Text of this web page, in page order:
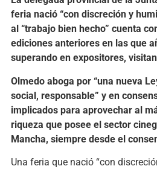
feria nació “con discreción y
al “trabajo bien hecho” cuenta
ediciones anteriores en las que
superando en expositores,
Olmedo aboga por “una nueva
social, responsable” y en
implicados para aprovechar al
riqueza que posee el sector
Mancha, siempre desde el
Una feria que nació “con